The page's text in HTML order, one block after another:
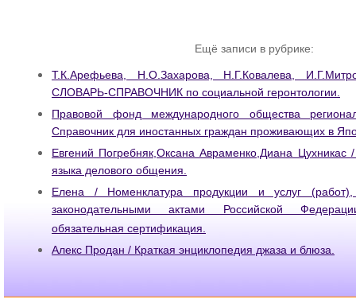
Ещё записи в рубрике:
Т.К.Арефьева, Н.О.Захарова, Н.Г.Ковалева,
СЛОВАРЬ-СПРАВОЧНИК по социальной геронтологии.
Правовой фонд международного общества
Справочник для иностанных граждан проживающих в
Евгений Погребняк,Оксана Авраменко,Диана Цухникас /
языка делового общения.
Елена / Номенклатура продукции и услуг
законодательными актами Российской
обязательная сертификация.
Алекс Продан / Краткая энциклопедия джаза и блюза.